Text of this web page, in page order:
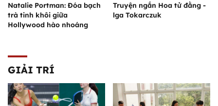
Natalie Portman: Đóa bạch
trà tinh khôi giữa
Hollywood hào nhoáng
Truyện ngắn Hoa tử đằng -
lga Tokarczuk
GIẢI TRÍ